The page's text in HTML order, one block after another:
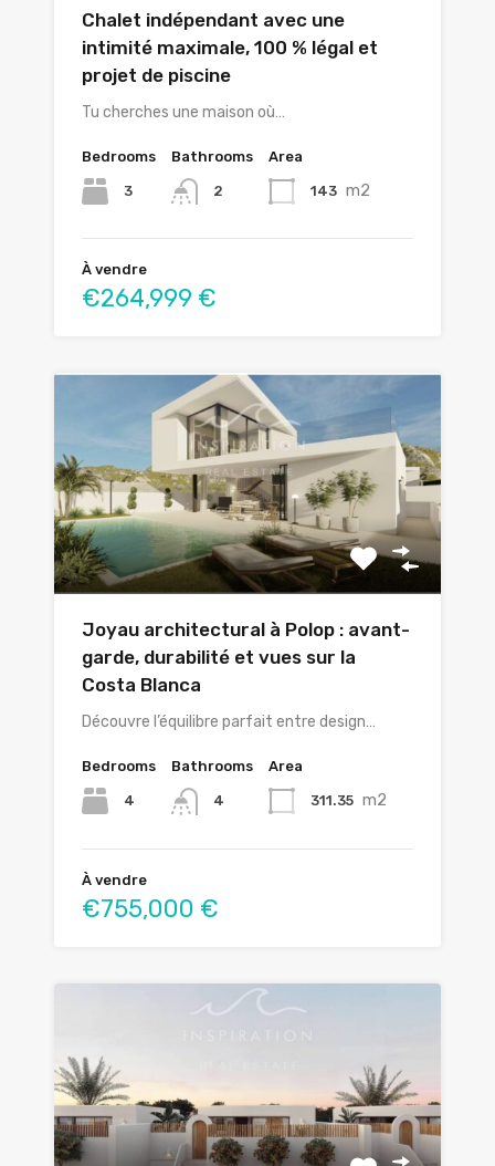
Chalet indépendant avec une
intimité maximale, 100 % légal et
projet de piscine
Tu cherches une maison où…
Bedrooms
3
Bathrooms
2
Area
143 m2
À vendre
€264,999 €
Joyau architectural à Polop : avant-
garde, durabilité et vues sur la
Costa Blanca
Découvre l’équilibre parfait entre design…
Bedrooms
4
Bathrooms
4
Area
311.35 m2
À vendre
€755,000 €